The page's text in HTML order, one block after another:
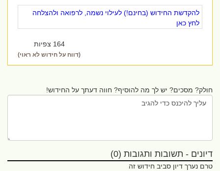
להקדשת החידוש (בחינם!) לעילוי נשמה, לרפואה ולהצלחה
לחץ כאן
164 צפיות
(דווח על חידוש לא ראוי)
חולק? מסכים? יש לך מה להוסיף? חווה דעתך על החידוש!
דיונים - תשובות ותגובות (0)
טרם נערך דיון סביב חידוש זה